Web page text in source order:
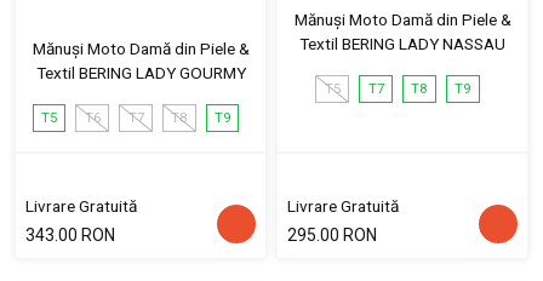
Mănuși Moto Damă din Piele &
Textil BERING LADY GOURMY
T5 T6 T7 T8 T9
Livrare Gratuită
343.00 RON
Mănuși Moto Damă din Piele &
Textil BERING LADY NASSAU
T5 T7 T8 T9
Livrare Gratuită
295.00 RON